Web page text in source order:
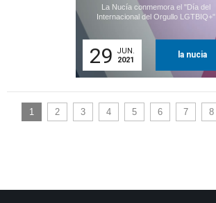
La Nucía conmemora el "Día del
Internacional del Orgullo LGTBIQ+"
29
JUN.
2021
la nucia
1 2 3 4 5 6 7 8